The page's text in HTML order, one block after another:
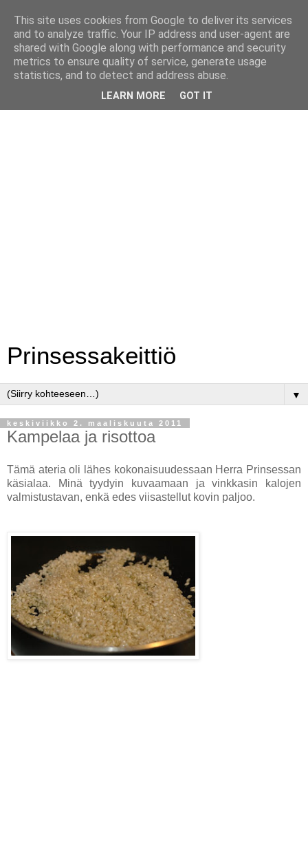
Prinsessakeittiö
▼
keskiviikko 2. maaliskuuta 2011
Kampelaa ja risottoa
Tämä ateria oli lähes kokonaisuudessaan Herra Prinsessan
käsialaa. Minä tyydyin kuvaamaan ja vinkkasin kalojen
valmistustavan, enkä edes viisastellut kovin paljoo.
This site uses cookies from Google to deliver its services
and to analyze traffic. Your IP address and user-agent are
shared with Google along with performance and security
metrics to ensure quality of service, generate usage
statistics, and to detect and address abuse.
LEARN MORE GOT IT